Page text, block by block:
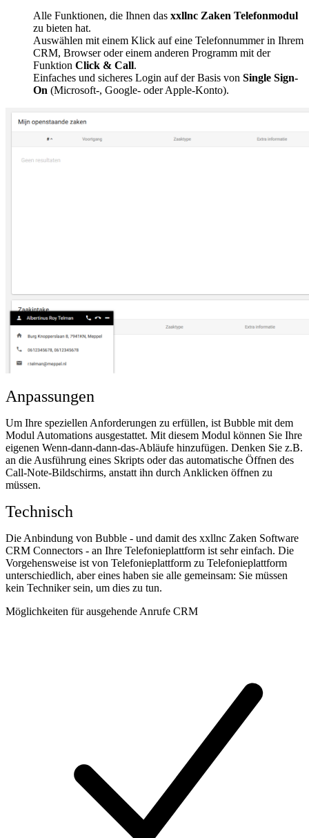
Alle Funktionen, die Ihnen das xxllnc Zaken Telefonmodul
zu bieten hat.
Auswählen mit einem Klick auf eine Telefonnummer in Ihrem
CRM, Browser oder einem anderen Programm mit der
Funktion Click & Call.
Einfaches und sicheres Login auf der Basis von Single Sign-
On (Microsoft-, Google- oder Apple-Konto).
Anpassungen
Um Ihre speziellen Anforderungen zu erfüllen, ist Bubble mit dem
Modul Automations ausgestattet. Mit diesem Modul können Sie Ihre
eigenen Wenn-dann-dann-das-Abläufe hinzufügen. Denken Sie z.B.
an die Ausführung eines Skripts oder das automatische Öffnen des
Call-Note-Bildschirms, anstatt ihn durch Anklicken öffnen zu
müssen.
Technisch
Die Anbindung von Bubble - und damit des xxllnc Zaken Software
CRM Connectors - an Ihre Telefonieplattform ist sehr einfach. Die
Vorgehensweise ist von Telefonieplattform zu Telefonieplattform
unterschiedlich, aber eines haben sie alle gemeinsam: Sie müssen
kein Techniker sein, um dies zu tun.
Möglichkeiten für ausgehende Anrufe CRM